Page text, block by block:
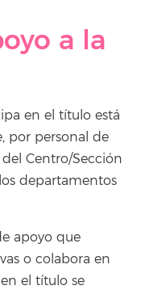
a la
en el título está
por personal de
Centro/Sección
departamentos
apoyo que
o colabora en
el título se